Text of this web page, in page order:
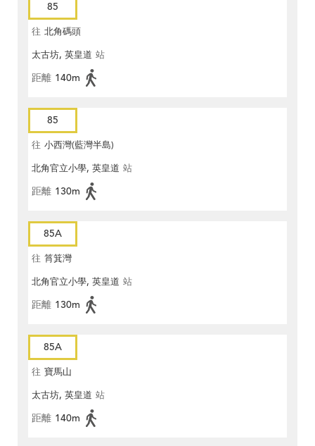
85
往 北角碼頭
太古坊, 英皇道 站
距離 140m
85
往 小西灣(藍灣半島)
北角官立小學, 英皇道 站
距離 130m
85A
往 筲箕灣
北角官立小學, 英皇道 站
距離 130m
85A
往 寶馬山
太古坊, 英皇道 站
距離 140m